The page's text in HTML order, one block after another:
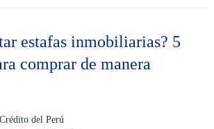
estafas inmobiliarias? 5
comprar de manera
del Perú